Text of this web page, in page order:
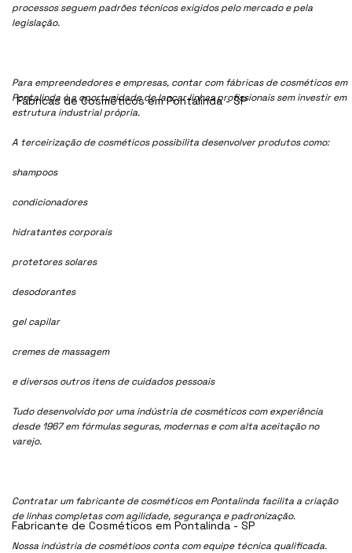
processos seguem padrões técnicos exigidos pelo mercado e pela
legislação.
Para empreendedores e empresas, contar com fábricas de cosméticos em
Pontalinda é a oportunidade de lançar linhas profissionais sem investir em
estrutura industrial própria.
A terceirização de cosméticos possibilita desenvolver produtos como:
shampoos
condicionadores
hidratantes corporais
protetores solares
desodorantes
gel capilar
cremes de massagem
e diversos outros itens de cuidados pessoais
Tudo desenvolvido por uma indústria de cosméticos com experiência
desde 1967 em fórmulas seguras, modernas e com alta aceitação no
varejo.
Contratar um fabricante de cosméticos em Pontalinda facilita a criação
de linhas completas com agilidade, segurança e padronização.
Nossa indústria de cosmétioos conta com equipe técnica qualificada.
Fábricas de Cosméticos em Pontalinda - SP
Fabricante de Cosméticos em Pontalinda - SP